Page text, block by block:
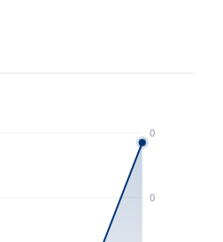
0
0